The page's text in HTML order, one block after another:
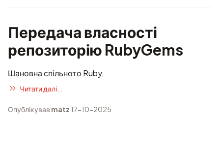
Передача власності
репозиторію RubyGems
Шановна спільното Ruby,
Читати далі...
Опублікував matz 17-10-2025